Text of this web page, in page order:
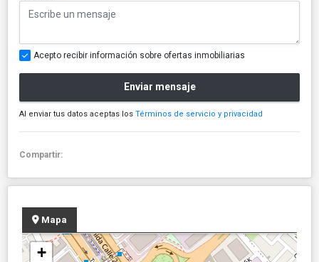
Acepto recibir información sobre ofertas inmobiliarias
Enviar mensaje
Al enviar tus datos aceptas los Términos de servicio y privacidad
Compartir:
Mapa
+